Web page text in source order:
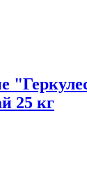
25 кг